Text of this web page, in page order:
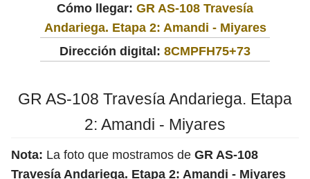
Cómo llegar: GR AS-108 Travesía
Andariega. Etapa 2: Amandi - Miyares
Dirección digital: 8CMPFH75+73
GR AS-108 Travesía Andariega. Etapa
2: Amandi - Miyares
Nota: La foto que mostramos de GR AS-108
Travesía Andariega. Etapa 2: Amandi - Miyares